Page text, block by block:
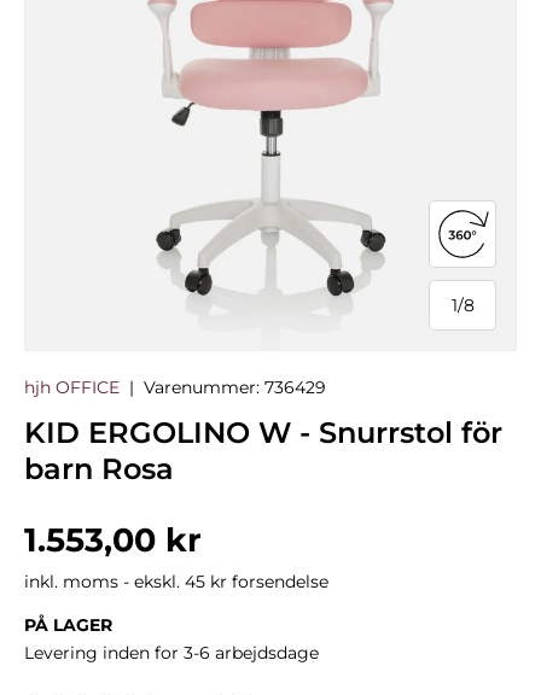
1/
af
8
Åbn
hjh OFFICE | Varenummer: 736429
KID ERGOLINO W - Snurrstol för
barn Rosa
Normalpris
1.553,00 kr
inkl. moms - ekskl. 45 kr forsendelse
PÅ LAGER
Levering inden for 3-6 arbejdsdage